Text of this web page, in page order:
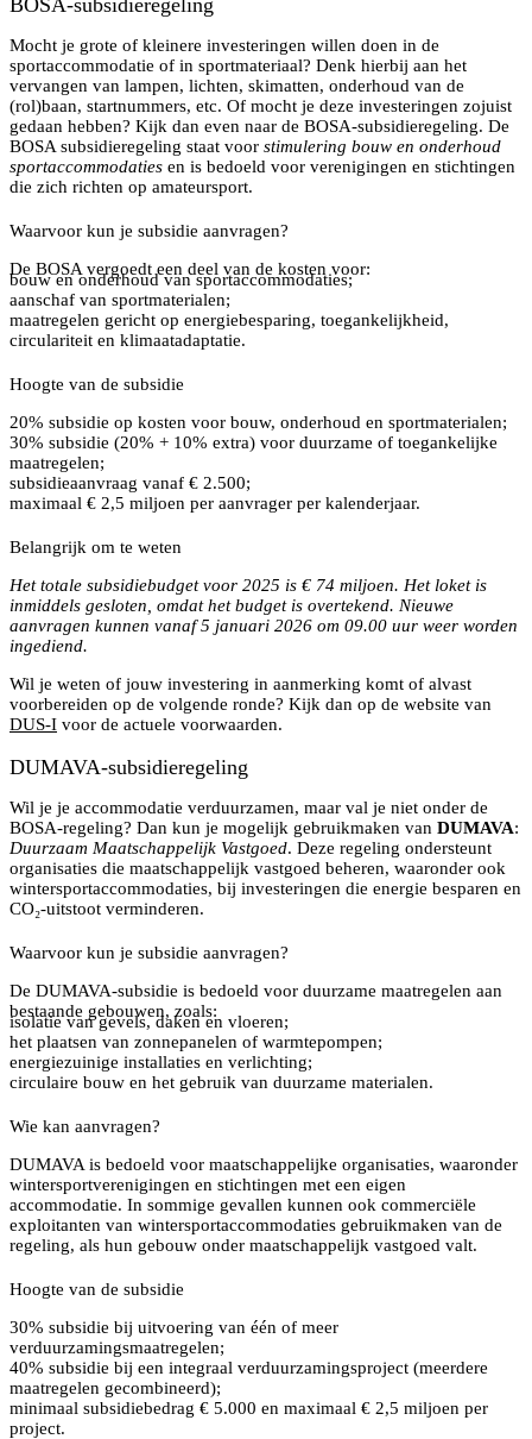
Mocht je grote of kleinere investeringen willen doen in de
sportaccommodatie of in sportmateriaal? Denk hierbij aan het
vervangen van lampen, lichten, skimatten, onderhoud van de
(rol)baan, startnummers, etc. Of mocht je deze investeringen zojuist
gedaan hebben? Kijk dan even naar de BOSA-subsidieregeling. De
BOSA subsidieregeling staat voor stimulering bouw en onderhoud
sportaccommodaties en is bedoeld voor verenigingen en stichtingen
die zich richten op amateursport.
Waarvoor kun je subsidie aanvragen?
De BOSA vergoedt een deel van de kosten voor:
bouw en onderhoud van sportaccommodaties;
aanschaf van sportmaterialen;
maatregelen gericht op energiebesparing, toegankelijkheid,
circulariteit en klimaatadaptatie.
Hoogte van de subsidie
20% subsidie op kosten voor bouw, onderhoud en sportmaterialen;
30% subsidie (20% + 10% extra) voor duurzame of toegankelijke
maatregelen;
subsidieaanvraag vanaf € 2.500;
maximaal € 2,5 miljoen per aanvrager per kalenderjaar.
Belangrijk om te weten
Het totale subsidiebudget voor 2025 is € 74 miljoen. Het loket is
inmiddels gesloten, omdat het budget is overtekend. Nieuwe
aanvragen kunnen vanaf 5 januari 2026 om 09.00 uur weer worden
ingediend.
Wil je weten of jouw investering in aanmerking komt of alvast
voorbereiden op de volgende ronde? Kijk dan op de website van
DUS-I voor de actuele voorwaarden.
DUMAVA-subsidieregeling
Wil je je accommodatie verduurzamen, maar val je niet onder de
BOSA-regeling? Dan kun je mogelijk gebruikmaken van DUMAVA:
Duurzaam Maatschappelijk Vastgoed. Deze regeling ondersteunt
organisaties die maatschappelijk vastgoed beheren, waaronder ook
wintersportaccommodaties, bij investeringen die energie besparen en
CO₂-uitstoot verminderen.
Waarvoor kun je subsidie aanvragen?
De DUMAVA-subsidie is bedoeld voor duurzame maatregelen aan
bestaande gebouwen, zoals:
isolatie van gevels, daken en vloeren;
het plaatsen van zonnepanelen of warmtepompen;
energiezuinige installaties en verlichting;
circulaire bouw en het gebruik van duurzame materialen.
Wie kan aanvragen?
DUMAVA is bedoeld voor maatschappelijke organisaties, waaronder
wintersportverenigingen en stichtingen met een eigen
accommodatie. In sommige gevallen kunnen ook commerciële
exploitanten van wintersportaccommodaties gebruikmaken van de
regeling, als hun gebouw onder maatschappelijk vastgoed valt.
Hoogte van de subsidie
30% subsidie bij uitvoering van één of meer
verduurzamingsmaatregelen;
40% subsidie bij een integraal verduurzamingsproject (meerdere
maatregelen gecombineerd);
minimaal subsidiebedrag € 5.000 en maximaal € 2,5 miljoen per
project.